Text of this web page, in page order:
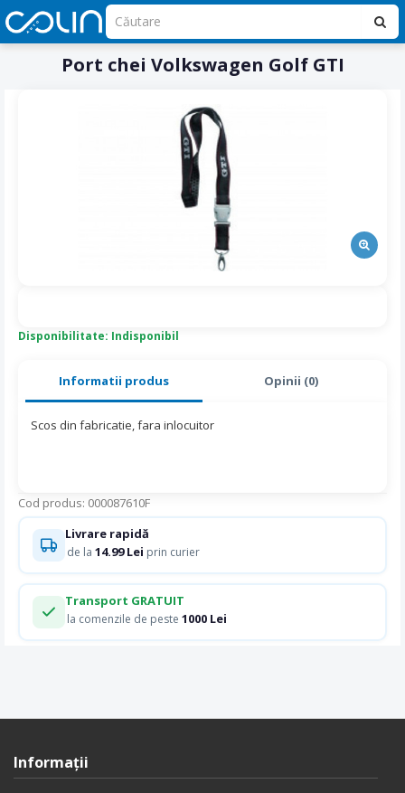
Port chei Volkswagen Golf GTI
Informatii produs Opinii (0)
Scos din fabricatie, fara inlocuitor
Cod produs: 000087610F
Disponibilitate: Indisponibil
Livrare rapidă
de la 14.99 Lei prin curier
Transport GRATUIT
la comenzile de peste 1000 Lei
Informaţii